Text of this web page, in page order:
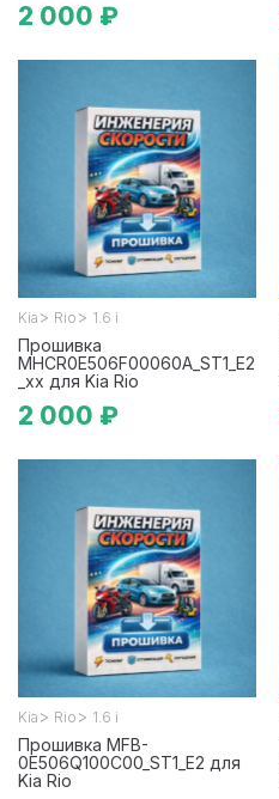
2 000 ₽
Kia > Rio > 1.6 i
Прошивка
MHCR0E506F00060A_ST1_E2
_xx для Kia Rio
2 000 ₽
Kia > Rio > 1.6 i
Прошивка MFB-
0E506Q100C00_ST1_E2 для
Kia Rio